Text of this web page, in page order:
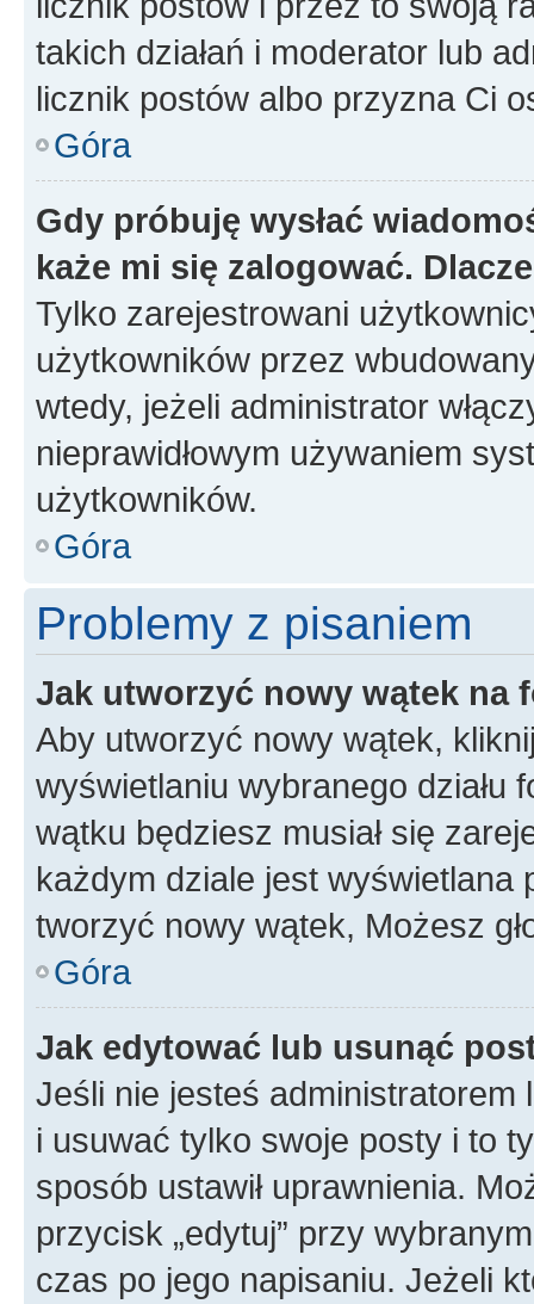
takich działań i moderator lub
licznik postów albo przyzna Ci
Góra
Gdy próbuję wysłać
każe mi się zalogować.
Tylko zarejestrowani
użytkowników przez
wtedy, jeżeli administrator
nieprawidłowym używaniem
użytkowników.
Góra
Problemy z pisaniem
Jak utworzyć nowy wątek na
Aby utworzyć nowy wątek,
wyświetlaniu wybranego działu
wątku będziesz musiał się
każdym dziale jest wyświetlana
tworzyć nowy wątek, Możesz
Góra
Jak edytować lub usunąć
Jeśli nie jesteś
i usuwać tylko swoje posty i to
sposób ustawił uprawnienia.
przycisk „edytuj” przy
czas po jego napisaniu. Jeżeli